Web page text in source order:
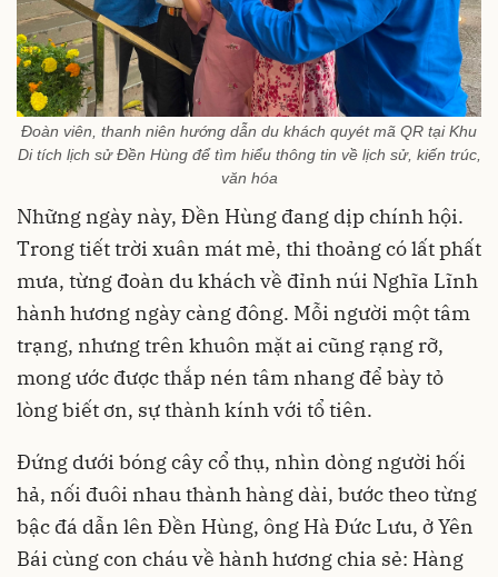
Đoàn viên, thanh niên hướng dẫn du khách quyét mã QR tại Khu
Di tích lịch sử Đền Hùng để tìm hiểu thông tin về lịch sử, kiến trúc,
văn hóa
Những ngày này, Đền Hùng đang dịp chính hội.
Trong tiết trời xuân mát mẻ, thi thoảng có lất phất
mưa, từng đoàn du khách về đỉnh núi Nghĩa Lĩnh
hành hương ngày càng đông. Mỗi người một tâm
trạng, nhưng trên khuôn mặt ai cũng rạng rỡ,
mong ước được thắp nén tâm nhang để bày tỏ
lòng biết ơn, sự thành kính với tổ tiên.
Đứng dưới bóng cây cổ thụ, nhìn dòng người hối
hả, nối đuôi nhau thành hàng dài, bước theo từng
bậc đá dẫn lên Ðền Hùng, ông Hà Đức Lưu, ở Yên
Bái cùng con cháu về hành hương chia sẻ: Hàng